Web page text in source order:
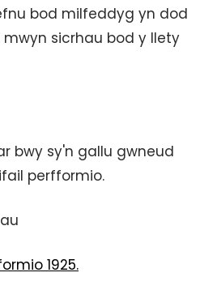
bod milfeddyg yn dod
sicrhau bod y llety
bwy sy'n gallu gwneud
perfformio.
1925.